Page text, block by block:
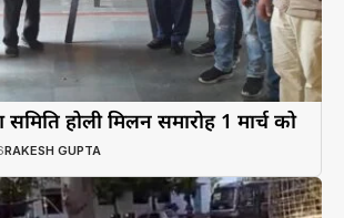
समिति होली मिलन समारोह 1 मार्च को
RAKESH GUPTA